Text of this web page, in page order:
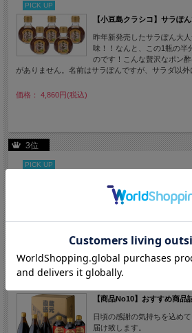
PICK UP
【小豆島クラシコ】サラぽ
昨年新発売したサラぽん大
味！！なんと、この1瓶の半
のです！こんな贅沢なポン
がありません。名前はサラぽんですが、サラダ以外
価格： 4,860円(税込)
3位
PICK UP
日頃の感謝の気持ちを込め
届け致します。
【商品No10】おすすめ商品
日頃の感謝の気持ちを込め
届け致します。